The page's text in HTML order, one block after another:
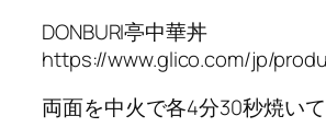
DONBURI亭中華丼
https://www.glico.com/jp/
両面を中火で各4分30秒焼いて